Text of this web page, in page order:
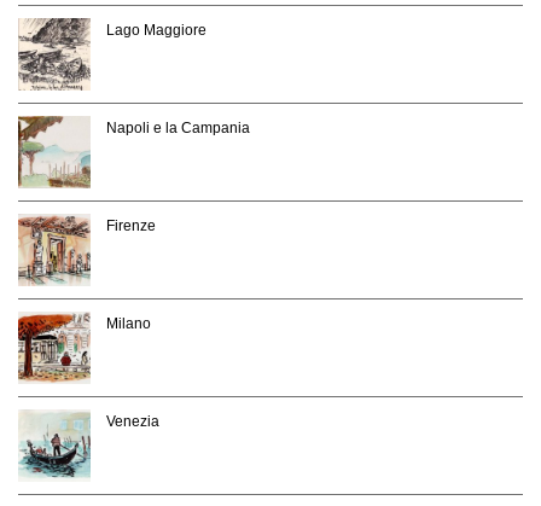
Lago Maggiore
Napoli e la Campania
Firenze
Milano
Venezia